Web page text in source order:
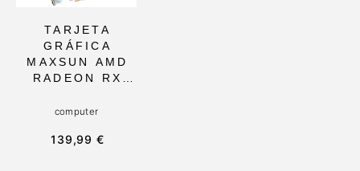
TARJETA
GRÁFICA
MAXSUN AMD
RADEON RX
GAMING CON
DIRECTX 12 Y
computer
139,99 €